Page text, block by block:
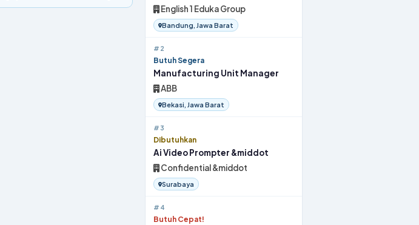
English 1 Eduka Group
Bandung, Jawa Barat
#2
Butuh Segera
Manufacturing Unit Manager
ABB
Bekasi, Jawa Barat
#3
Dibutuhkan
Ai Video Prompter &middot
Confidential &middot
Surabaya
#4
Butuh Cepat!